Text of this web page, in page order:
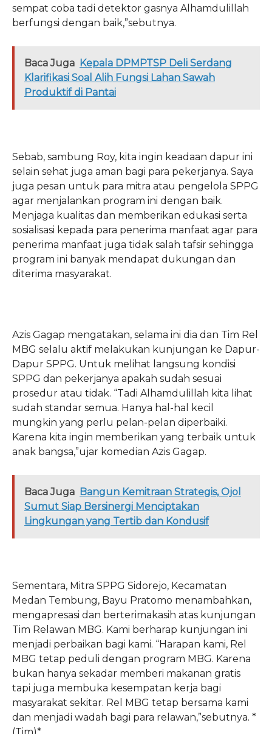
sempat coba tadi detektor gasnya Alhamdulillah
berfungsi dengan baik,”sebutnya.
Baca Juga Kepala DPMPTSP Deli Serdang
Klarifikasi Soal Alih Fungsi Lahan Sawah
Produktif di Pantai
Sebab, sambung Roy, kita ingin keadaan dapur ini
selain sehat juga aman bagi para pekerjanya. Saya
juga pesan untuk para mitra atau pengelola SPPG
agar menjalankan program ini dengan baik.
Menjaga kualitas dan memberikan edukasi serta
sosialisasi kepada para penerima manfaat agar para
penerima manfaat juga tidak salah tafsir sehingga
program ini banyak mendapat dukungan dan
diterima masyarakat.
Azis Gagap mengatakan, selama ini dia dan Tim Rel
MBG selalu aktif melakukan kunjungan ke Dapur-
Dapur SPPG. Untuk melihat langsung kondisi
SPPG dan pekerjanya apakah sudah sesuai
prosedur atau tidak. “Tadi Alhamdulillah kita lihat
sudah standar semua. Hanya hal-hal kecil
mungkin yang perlu pelan-pelan diperbaiki.
Karena kita ingin memberikan yang terbaik untuk
anak bangsa,”ujar komedian Azis Gagap.
Baca Juga Bangun Kemitraan Strategis, Ojol
Sumut Siap Bersinergi Menciptakan
Lingkungan yang Tertib dan Kondusif
Sementara, Mitra SPPG Sidorejo, Kecamatan
Medan Tembung, Bayu Pratomo menambahkan,
mengapresasi dan berterimakasih atas kunjungan
Tim Relawan MBG. Kami berharap kunjungan ini
menjadi perbaikan bagi kami. “Harapan kami, Rel
MBG tetap peduli dengan program MBG. Karena
bukan hanya sekadar memberi makanan gratis
tapi juga membuka kesempatan kerja bagi
masyarakat sekitar. Rel MBG tetap bersama kami
dan menjadi wadah bagi para relawan,”sebutnya. *